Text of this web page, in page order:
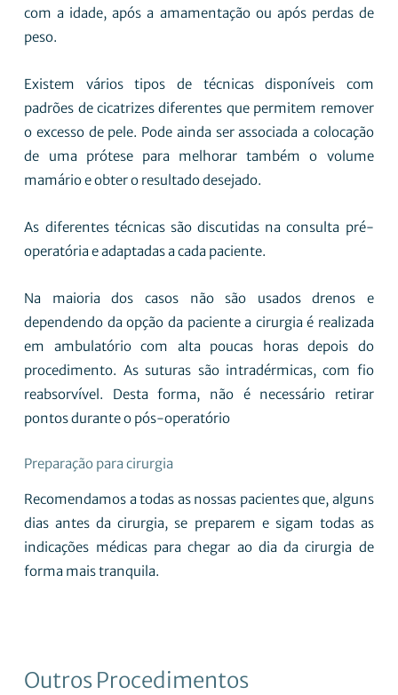
com a idade, após a amamentação ou após perdas de
peso.
Existem vários tipos de técnicas disponíveis com
padrões de cicatrizes diferentes que permitem remover
o excesso de pele. Pode ainda ser associada a colocação
de uma prótese para melhorar também o volume
mamário e obter o resultado desejado.
As diferentes técnicas são discutidas na consulta pré-
operatória e adaptadas a cada paciente.
Na maioria dos casos não são usados drenos e
dependendo da opção da paciente a cirurgia é realizada
em ambulatório com alta poucas horas depois do
procedimento. As suturas são intradérmicas, com fio
reabsorvível. Desta forma, não é necessário retirar
pontos durante o pós-operatório
Preparação para cirurgia
Recomendamos a todas as nossas pacientes que, alguns
dias antes da cirurgia, se preparem e sigam todas as
indicações médicas para chegar ao dia da cirurgia de
forma mais tranquila.
Outros Procedimentos